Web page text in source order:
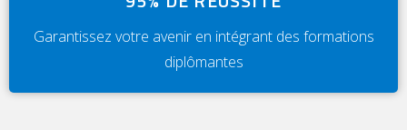
Garantissez votre avenir en intégrant des formations
diplômantes